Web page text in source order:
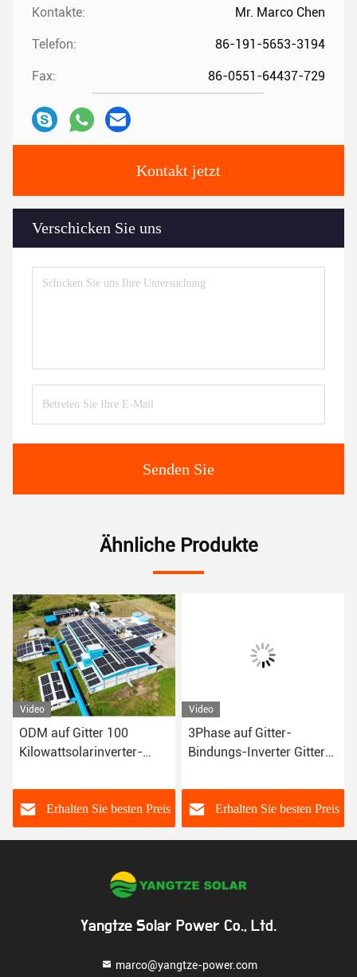
Kontakte: Mr. Marco Chen
Telefon: 86-191-5653-3194
Fax: 86-0551-64437-729
Kontakt jetzt
Verschicken Sie uns
Senden Sie
Ähnliche Produkte
Video
ODM auf Gitter 100
Kilowattsolarinverter-
Erhalten Sie besten Preis
Video
3Phase auf Gitter-
Bindungs-Inverter Gitter-
15kw
Erhalten Sie besten Preis
Yangtze Solar Power Co., Ltd.
marco@yangtze-power.com